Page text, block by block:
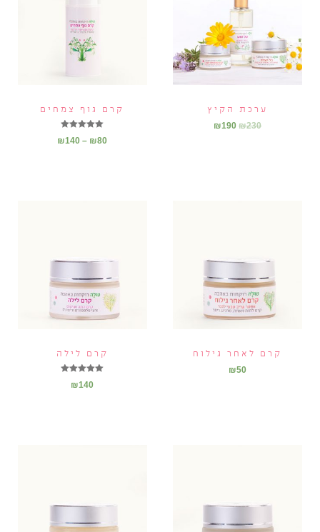
ערכת הקיץ
₪230
₪190
קרם גוף צמחים
דורג
5.00 ₪80
–
₪140
קרם לאחר גילוח
₪50
קרם לילה
דורג
5.00
₪140